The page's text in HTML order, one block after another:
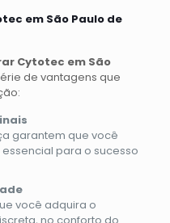
em São Paulo de
Cytotec em São
de vantagens que
garantem que você
para o sucesso
você adquira o